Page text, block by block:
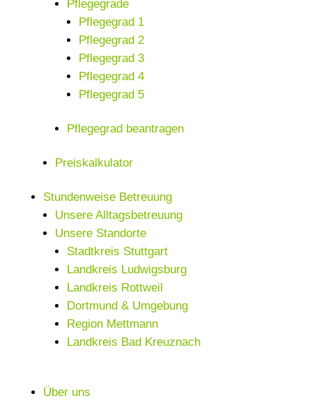
Pflegegrade
Pflegegrad 1
Pflegegrad 2
Pflegegrad 3
Pflegegrad 4
Pflegegrad 5
Pflegegrad beantragen
Preiskalkulator
Stundenweise Betreuung
Unsere Alltagsbetreuung
Unsere Standorte
Stadtkreis Stuttgart
Landkreis Ludwigsburg
Landkreis Rottweil
Dortmund & Umgebung
Region Mettmann
Landkreis Bad Kreuznach
Über uns